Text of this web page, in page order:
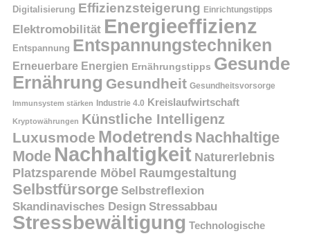
Digitalisierung Effizienzsteigerung Einrichtungstipps
Elektromobilität Energieeffizienz
Entspannung Entspannungstechniken
Erneuerbare Energien Ernährungstipps Gesunde
Ernährung Gesundheit Gesundheitsvorsorge
Immunsystem stärken Industrie 4.0 Kreislaufwirtschaft
Kryptowährungen Künstliche Intelligenz
Luxusmode Modetrends Nachhaltige
Mode Nachhaltigkeit Naturerlebnis
Platzsparende Möbel Raumgestaltung
Selbstfürsorge Selbstreflexion
Skandinavisches Design Stressabbau
Stressbewältigung Technologische